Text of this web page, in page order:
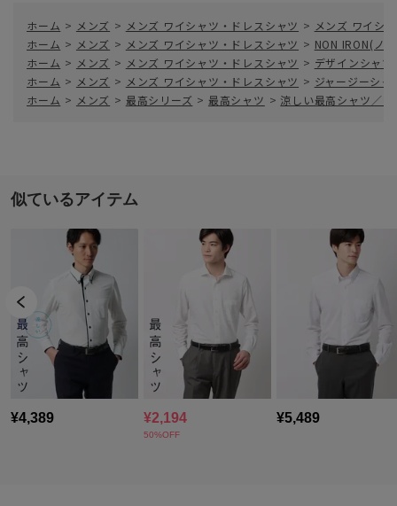
ホーム > メンズ > メンズ ワイシャツ・ドレスシャツ > メンズ ワイシ
ホーム > メンズ > メンズ ワイシャツ・ドレスシャツ > NON IRON(ノ
ホーム > メンズ > メンズ ワイシャツ・ドレスシャツ > デザインシャツ
ホーム > メンズ > メンズ ワイシャツ・ドレスシャツ > ジャージーシャ
ホーム > メンズ > 最高シリーズ > 最高シャツ > 涼しい最高シャツ／